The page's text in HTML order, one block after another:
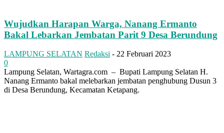
Wujudkan Harapan Warga, Nanang Ermanto
Bakal Lebarkan Jembatan Parit 9 Desa Berundung
LAMPUNG SELATAN Redaksi - 22 Februari 2023
0
Lampung Selatan, Wartagra.com – Bupati Lampung Selatan H.
Nanang Ermanto bakal melebarkan jembatan penghubung Dusun 3
di Desa Berundung, Kecamatan Ketapang.